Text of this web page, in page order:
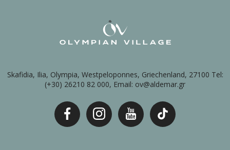
Skafidia, Ilia, Olympia, Westpeloponnes, Griechenland, 27100 Tel:
(+30) 26210 82 000, Email: ov@aldemar.gr